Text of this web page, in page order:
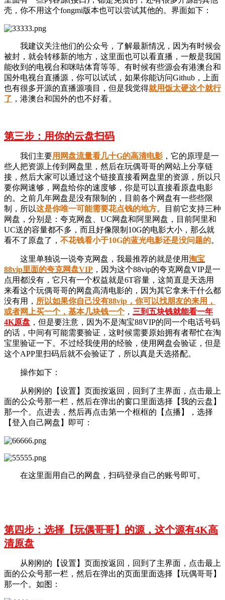
壳，你不用这个fongmi版本也可以尝试其他的。界面如下：
我建议关注他们的公众号，了解最新情况，因为有时候会
被封，就会转移新的地方，这里面也可以看直播，一般是我国
能收到的电视台和咪咕体育等等。有时候有些源会有港澳台和
国外电视台直播源，你可以试试，如果你能访问Github，上面
也有很多开源的直播源项目，但是我觉得就用饭太硬这个就行
了 ，港澳台和国外的也不好看。
第三步：用你的云盘扫码
我们主要用网盘流量看几十G的高清电影 ，它的原理是一
些人把资源上传到网盘里，然后在玩偶哥哥的网站上分享链
接，然后大家可以通过这个链接直接看网盘里的资源，所以只
要你网速够，网盘给你的速度够，你是可以直接看原盘电影
的。之前几年网盘是没有限制的，目前各个网盘有一些些限
制，所以这是你唯一可能需要花点钱的地方。目前它支持三种
网盘，分别是：夸克网盘、UC网盘和阿里网盘，目前阿里和
UC送的容量都不多，而且好像限制10G的电影大小，那么就
看不了原盘了， 不花钱看小于10G的蓝光电影还是没问题的。
这里单独说一说夸克网盘，我最推荐的就是使用淘宝
88vip里面的夸克网盘VIP ，因为这个88vip的夸克网盘VIP是一
点用都没有，它只有一个权益就是6T容量，这简直是天选用
来看这个玩偶哥哥的网盘高清电影的，因为其它拿来干什么都
没有用， 所以如果你自己没有88vip，你可以找朋友的来用，
或者网上买一个，基本几块钱一个 ， 三到五块钱就能看一年
4K原盘 ，但是要注意，因为不是淘宝88VIP的同一个电话号码
的话，中间有可能需要验证，这时候需要原始拥有者帮忙在淘
宝里验证一下。不过经我使用的经验，使用网盘会验证，但是
这个APP里扫码后就不会验证了，所以真是天选搭配。
操作如下：
从刚刚的【设置】页面按返回，回到了主界面，点击最上
面的公众号那一栏，然后在弹出的窗口里面选择【我的云盘】
那一个。点进去，然后再点击第一个框框的【点播】，选择
【登入自己网盘】即可：
在这里面用自己的网盘，扫码登录自己的账号即可。
第四步：选择【玩偶哥哥】的源，这个源有4K高
清原盘
从刚刚的【设置】页面按返回，回到了主界面，点击最上
面的公众号那一栏，然后在弹出的页面里面选择【玩偶哥哥】
那一个。如图：